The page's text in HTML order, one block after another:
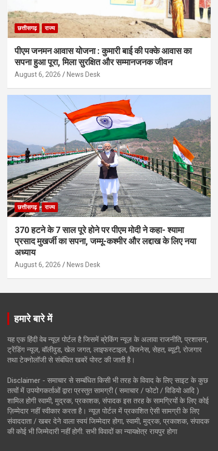
छत्तीसगढ़ राज्य
पीएम जनमन आवास योजना : कुमारी बाई की पक्के आवास का
सपना हुआ पूरा, मिला सुरक्षित और सम्मानजनक जीवन
August 6, 2026 News Desk
छत्तीसगढ़ राज्य
370 हटने के 7 साल पूरे होने पर पीएम मोदी ने कहा- श्यामा
प्रसाद मुखर्जी का सपना, जम्मू-कश्मीर और लद्दाख के लिए नया
अध्याय
August 6, 2026 News Desk
हमारे बारे में
यह एक हिंदी वेब न्यूज़ पोर्टल है जिसमें ब्रेकिंग न्यूज़ के अलावा राजनीति, प्रशासन,
ट्रेंडिंग न्यूज, बॉलीवुड, खेल जगत, लाइफस्टाइल, बिजनेस, सेहत, ब्यूटी, रोजगार
तथा टेक्नोलॉजी से संबंधित खबरें पोस्ट की जाती है।
Disclaimer - समाचार से सम्बंधित किसी भी तरह के विवाद के लिए साइट के कुछ
तत्वों में उपयोगकर्ताओं द्वारा प्रस्तुत सामग्री ( समाचार / फोटो / विडियो आदि )
शामिल होगी स्वामी, मुद्रक, प्रकाशक, संपादक इस तरह के सामग्रियों के लिए कोई
ज़िम्मेदार नहीं स्वीकार करता है। न्यूज़ पोर्टल में प्रकाशित ऐसी सामग्री के लिए
संवाददाता / खबर देने वाला स्वयं जिम्मेदार होगा, स्वामी, मुद्रक, प्रकाशक, संपादक
की कोई भी जिम्मेदारी नहीं होगी. सभी विवादों का न्यायक्षेत्र रायपुर होगा